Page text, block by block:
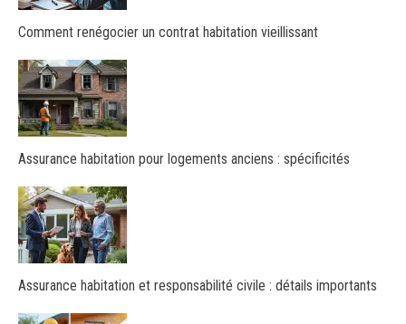
Comment renégocier un contrat habitation vieillissant
Assurance habitation pour logements anciens : spécificités
Assurance habitation et responsabilité civile : détails importants